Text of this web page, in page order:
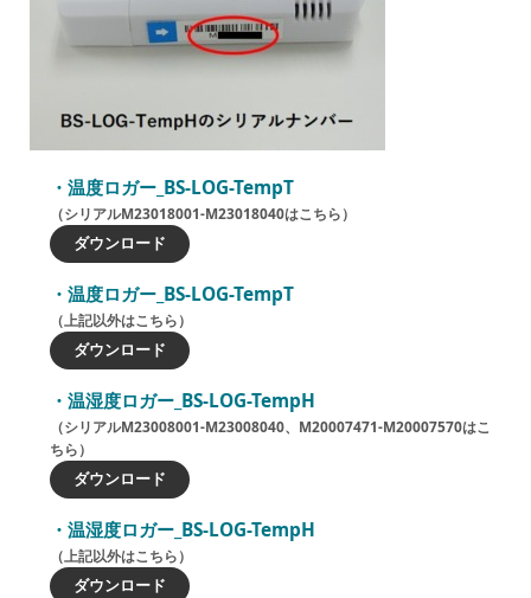
温度ロガー_BS-LOG-TempT
（シリアルM23018001-M23018040はこちら）
ダウンロード
温度ロガー_BS-LOG-TempT
（上記以外はこちら）
ダウンロード
温湿度ロガー_BS-LOG-TempH
（シリアルM23008001-M23008040、M20007471-M20007570はこ
ちら）
ダウンロード
温湿度ロガー_BS-LOG-TempH
（上記以外はこちら）
ダウンロード